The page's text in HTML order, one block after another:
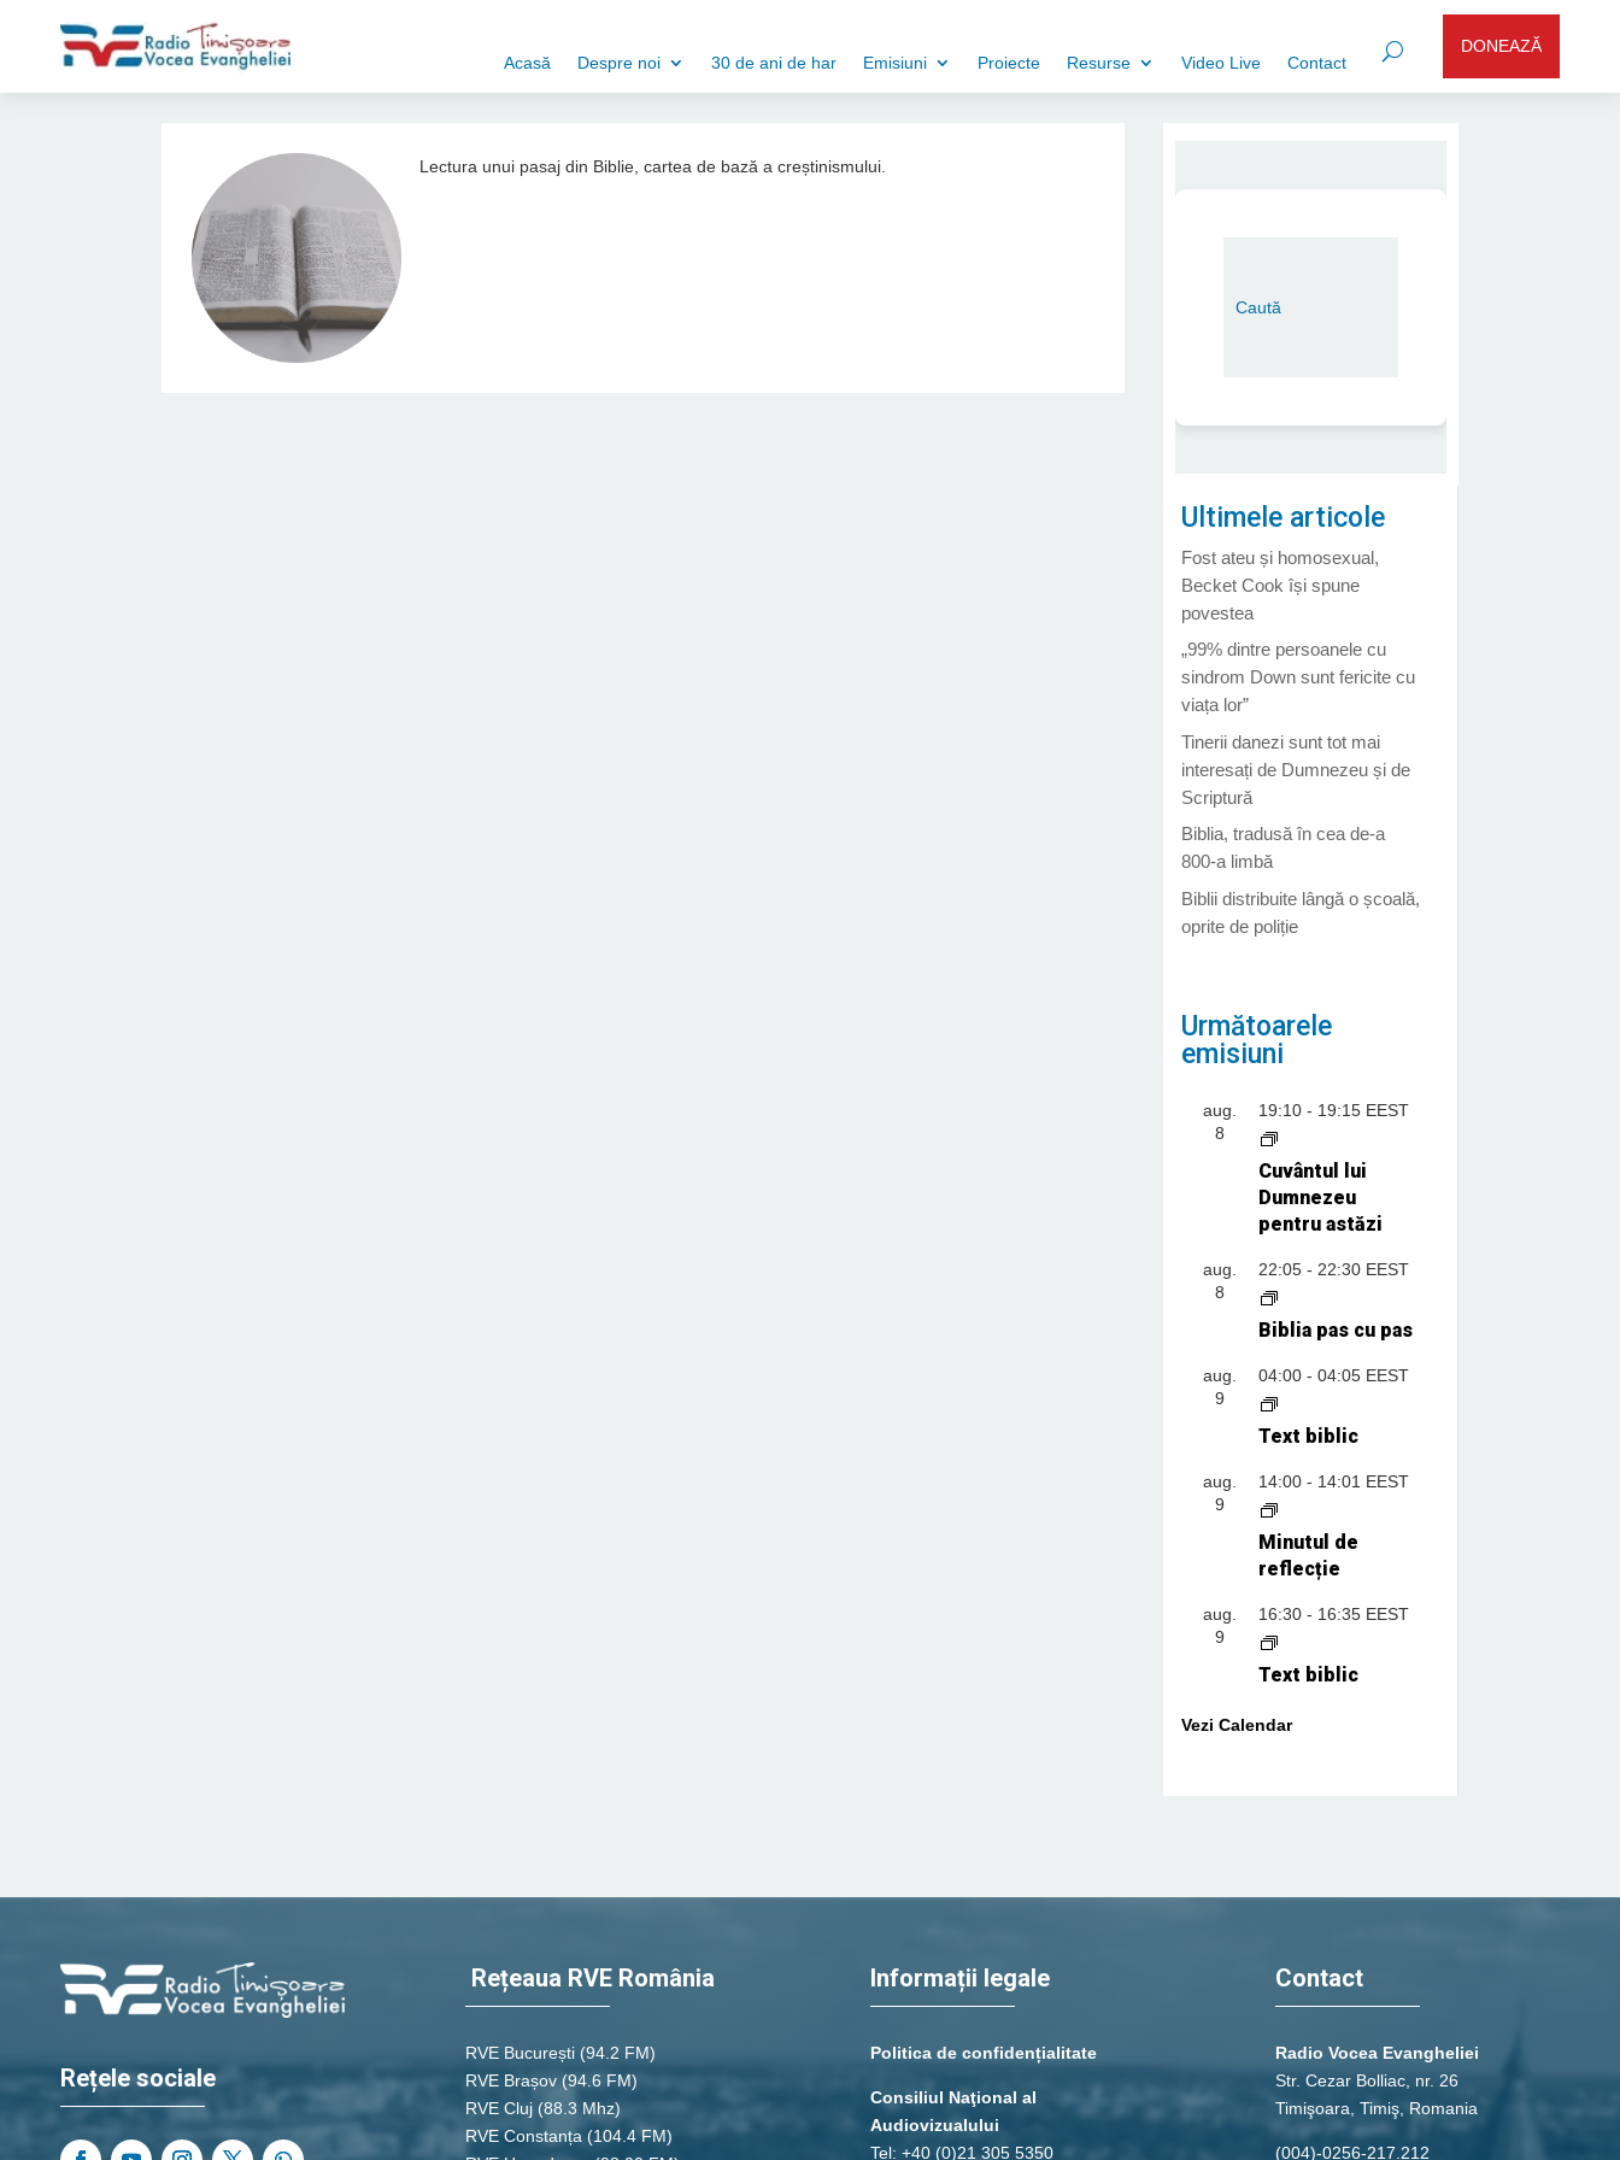
Acasă Despre noi 30 de ani de har Emisiuni Proiecte Resurse Video Live Contact
DONEAZĂ
Lectura unui pasaj din Biblie, cartea de bază a creștinismului.
Ultimele articole
Fost ateu și homosexual,
Becket Cook își spune
povestea
„99% dintre persoanele cu
sindrom Down sunt fericite cu
viața lor”
Tinerii danezi sunt tot mai
interesați de Dumnezeu și de
Scriptură
Biblia, tradusă în cea de-a
800-a limbă
Biblii distribuite lângă o școală,
oprite de poliție
Următoarele
emisiuni
aug.
8
19:10- 19:15 EEST
Cuvântul lui
Dumnezeu
pentru astăzi
aug.
8
22:05- 22:30 EEST
Biblia pas cu pas
aug.
9
04:00- 04:05 EEST
Text biblic
aug.
9
14:00- 14:01 EEST
Minutul de
reflecție
aug.
9
16:30- 16:35 EEST
Text biblic
Vezi Calendar
Rețele sociale
Rețeaua RVE România
RVE București (94.2 FM)
RVE Brașov (94.6 FM)
RVE Cluj (88.3 Mhz)
RVE Constanța (104.4 FM)
Informații legale
Politica de confidențialitate
Consiliul Naţional al
Audiovizualului
Tel: +40 (0)21 305 5350
Contact
Radio Vocea Evangheliei
Str. Cezar Bolliac, nr. 26
Timişoara, Timiş, Romania
(004)-0256-217.212